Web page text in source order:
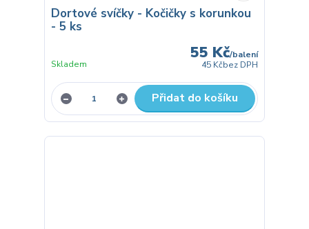
Dortové svíčky - Kočičky s korunkou
- 5 ks
55 Kč/balení
45 Kčbez DPH
Skladem
Přidat do košíku